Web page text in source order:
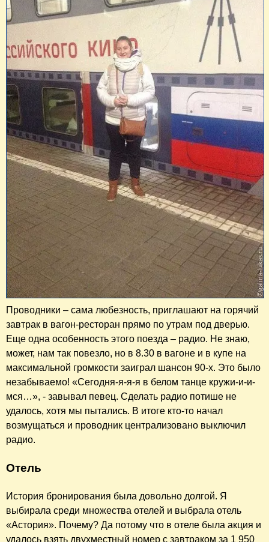
Проводники – сама любезность, приглашают на горячий
завтрак в вагон-ресторан прямо по утрам под дверью.
Еще одна особенность этого поезда – радио. Не знаю,
может, нам так повезло, но в 8.30 в вагоне и в купе на
максимальной громкости заиграл шансон 90-х. Это было
незабываемо! «Сегодня-я-я-я в белом танце кружи-и-и-
мся…», - завывал певец. Сделать радио потише не
удалось, хотя мы пытались. В итоге кто-то начал
возмущаться и проводник централизовано выключил
радио.
Отель
История бронирования была довольно долгой. Я
выбирала среди множества отелей и выбрала отель
«Астория». Почему? Да потому что в отеле была акция и
удалось взять двухместный номер с завтраком за 1 950